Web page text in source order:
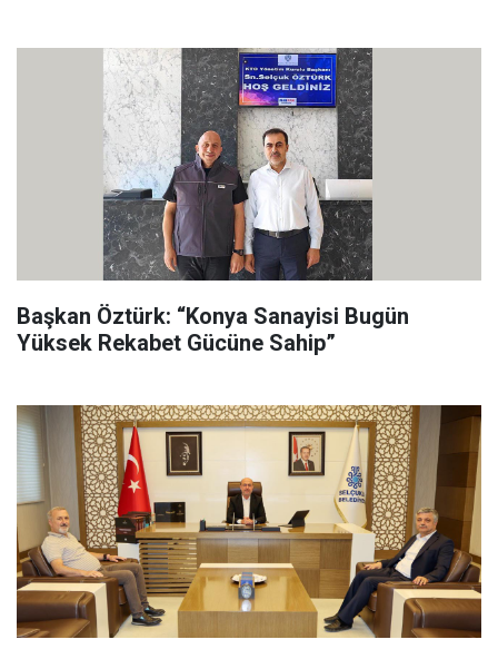
Başkan Öztürk: “Konya Sanayisi Bugün
Yüksek Rekabet Gücüne Sahip”